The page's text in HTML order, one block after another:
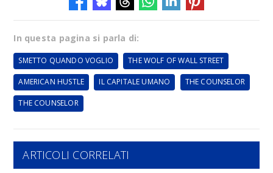
In questa pagina si parla di:
SMETTO QUANDO VOGLIO THE WOLF OF WALL STREET
AMERICAN HUSTLE IL CAPITALE UMANO THE COUNSELOR
THE COUNSELOR
ARTICOLI CORRELATI